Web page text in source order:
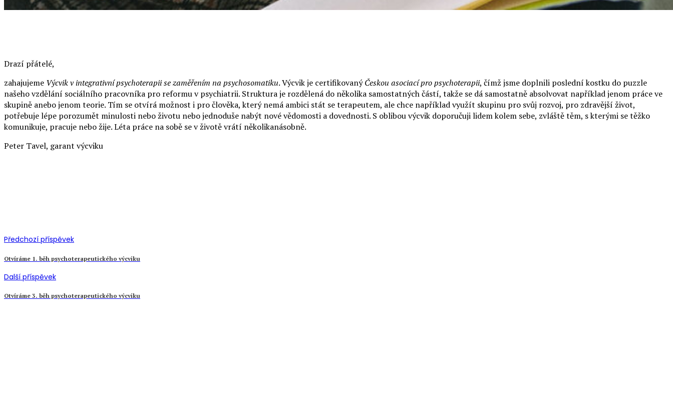
Drazí přátelé,
zahajujeme Výcvik v integrativní psychoterapii se zaměřením na psychosomatiku. Výcvik je certifikovanýČeskou asociací pro psychoterapii, čímž jsme doplnili poslední kostku do puzzle
našeho vzdělání sociálního pracovníka pro reformu v psychiatrii. Struktura je rozdělená do několika samostatných částí, takže se dá samostatně absolvovat například jenom práce ve
skupině anebo jenom teorie. Tím se otvírá možnost i pro člověka, který nemá ambici stát se terapeutem, ale chce například využít skupinu pro svůj rozvoj, pro zdravější život,
potřebuje lépe porozumět minulosti nebo životu nebo jednoduše nabýt nové vědomosti a dovednosti. S oblibou výcvik doporučuji lidem kolem sebe, zvláště těm, s kterými se těžko
komunikuje, pracuje nebo žije. Léta práce na sobě se v životě vrátí několikanásobně.
Peter Tavel, garant výcviku
Předchozí příspěvek
Otvíráme 1. běh psychoterapeutického výcviku
Další příspěvek
Otvíráme 3. běh psychoterapeutického výcviku